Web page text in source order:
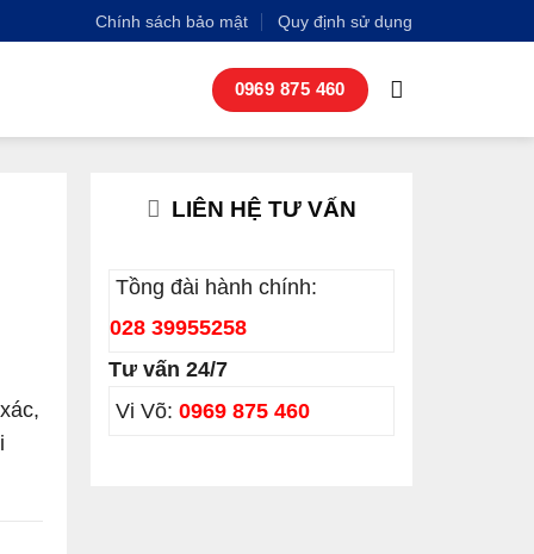
Chính sách bảo mật Quy định sử dụng
0969 875 460
LIÊN HỆ TƯ VẤN
Tồng đài hành chính:
028 39955258
Tư vấn 24/7
Vi Võ: 0969 875 460